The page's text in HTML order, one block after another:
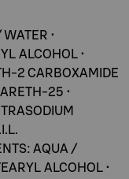
•
ALCOHOL •
2 CARBOXAMIDE
25 •
AQUA /
ALCOHOL •